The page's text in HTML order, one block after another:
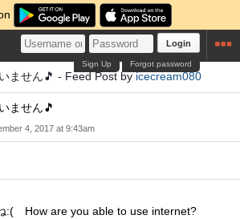
Login
Forgot password
Sign Up
ません🎵 - Feed Post byicecream080
ません🎵
4, 2017 at 9:43am
:( How are you able to use internet?